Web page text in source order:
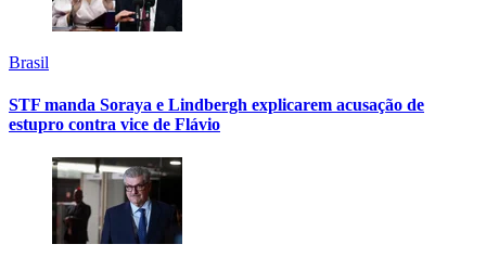
Brasil
STF manda Soraya e Lindbergh explicarem acusação de
estupro contra vice de Flávio